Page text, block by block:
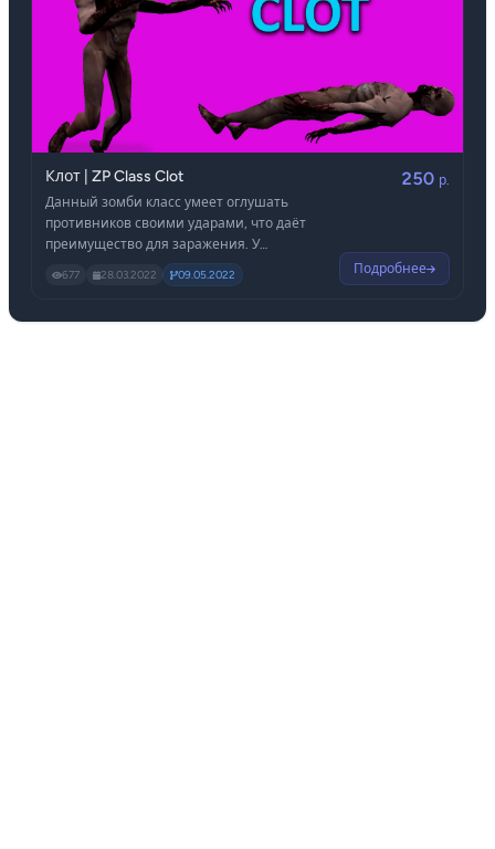
Клот | ZP Class Clot
Данный зомби класс умеет оглушать
противников своими ударами, что даёт
преимущество для заражения. У
противника трясётся экран и
подсвечивается определённым цветом.
677 28.03.2022 09.05.2022
250 р.
Подробнее